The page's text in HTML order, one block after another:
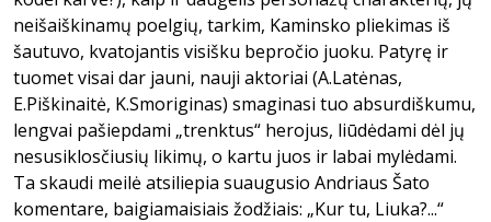
neišaiškinamų poelgių, tarkim, Kaminsko pliekimas iš
šautuvo, kvatojantis visišku bepročio juoku. Patyrę ir
tuomet visai dar jauni, nauji aktoriai (A.Latėnas,
E.Piškinaitė, K.Smoriginas) smaginasi tuo absurdiškumu,
lengvai pašiepdami „trenktus“ herojus, liūdėdami dėl jų
nesusiklosčiusių likimų, o kartu juos ir labai mylėdami.
Ta skaudi meilė atsiliepia suaugusio Andriaus Šato
komentare, baigiamaisiais žodžiais: „Kur tu, Liuka?...“